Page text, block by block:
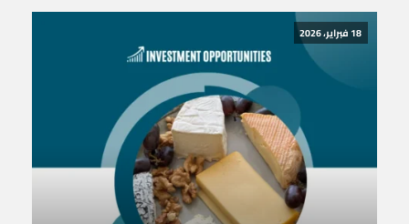
18 فبراير، 2026